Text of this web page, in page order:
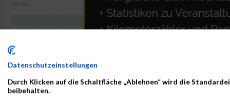
Datenschutzeinstellungen
Durch Klicken auf die Schaltfläche „Ablehnen“ wird die
beibehalten.